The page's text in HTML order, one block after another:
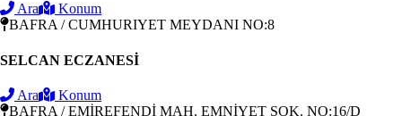
Ara
Konum
BAFRA / CUMHURIYET MEYDANI NO:8
SELCAN ECZANESİ
Ara
Konum
BAFRA / EMİREFENDİ MAH. EMNİYET SOK. NO:16/D